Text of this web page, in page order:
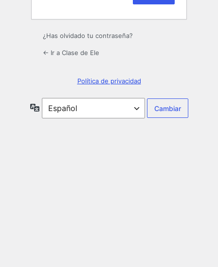
¿Has olvidado tu contraseña?
← Ir a Clase de Ele
Política de privacidad
Idioma